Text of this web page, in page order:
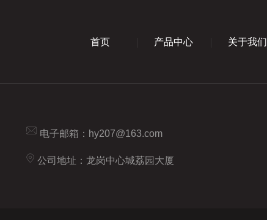
首页 产品中心 关于我们
电子邮箱： hy207@163.com
公司地址：龙岗中心城荔园大厦